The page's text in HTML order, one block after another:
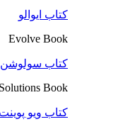
کتاب ایوالو
Evolve Book
کتاب سولوشن
Solutions Book
کتاب ویو پوینت